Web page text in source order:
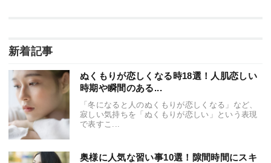
新着記事
ぬくもりが恋しくなる時18選！人肌恋しい
時期や瞬間のある...
「冬になると人のぬくもりが恋しくなる」など、
寂しい気持ちを「ぬくもりが恋しい」という表現
で表すこ...
奥様に人気な習い事10選！隙間時間にスキ